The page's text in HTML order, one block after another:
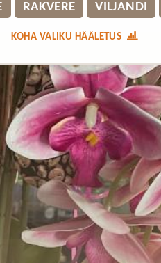
RAKVERE VILJANDI
KOHA VALIKU HÄÄLETUS